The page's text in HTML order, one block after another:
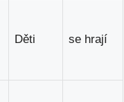
Děti se hrají